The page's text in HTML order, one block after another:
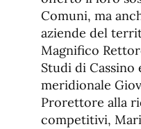
Comuni, ma
aziende del
Magnifico
Studi di Cassino
meridionale
Prorettore alla
competitivi,